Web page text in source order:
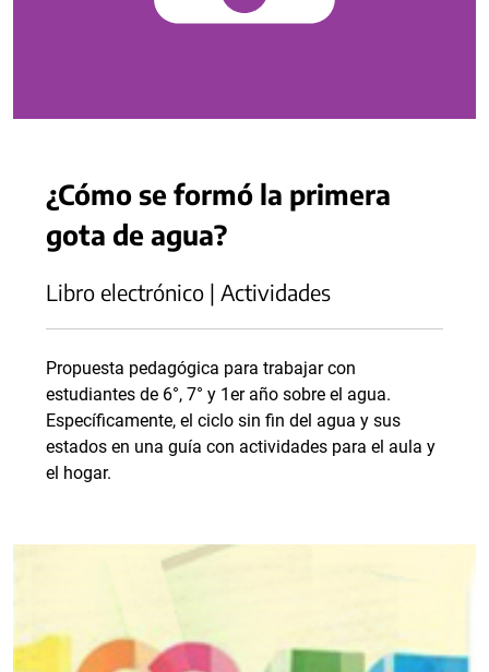
¿Cómo se formó la primera
gota de agua?
Libro electrónico | Actividades
Propuesta pedagógica para trabajar con
estudiantes de 6°, 7° y 1er año sobre el agua.
Específicamente, el ciclo sin fin del agua y sus
estados en una guía con actividades para el aula y
el hogar.